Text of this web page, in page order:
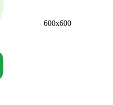
600х600